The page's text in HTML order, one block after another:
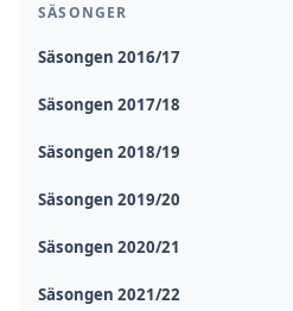
SÄSONGER
Säsongen 2016/17
Säsongen 2017/18
Säsongen 2018/19
Säsongen 2019/20
Säsongen 2020/21
Säsongen 2021/22